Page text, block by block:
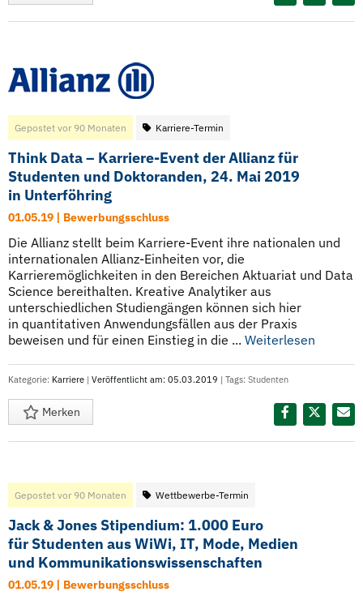
Gepostet vor 90 Monaten Karriere-Termin
Think Data – Karriere-Event der Allianz für
Studenten und Doktoranden, 24. Mai 2019
in Unterföhring
01.05.19 | Bewerbungsschluss
Die Allianz stellt beim Karriere-Event ihre nationalen und
internationalen Allianz-Einheiten vor, die
Karrieremöglichkeiten in den Bereichen Aktuariat und Data
Science bereithalten. Kreative Analytiker aus
unterschiedlichen Studiengängen können sich hier
in quantitativen Anwendungsfällen aus der Praxis
beweisen und für einen Einstieg in die ... Weiterlesen
Kategorie: Karriere | Veröffentlicht am: 05.03.2019 | Tags: Studenten
Merken
Gepostet vor 90 Monaten Wettbewerbe-Termin
Jack & Jones Stipendium: 1.000 Euro
für Studenten aus WiWi, IT, Mode, Medien
und Kommunikationswissenschaften
01.05.19 | Bewerbungsschluss